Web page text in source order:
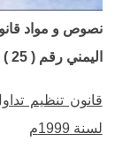
نصوص و مواد
اليمني رقم ( 25 ) لسنة 1999 م
لسنة 1999م